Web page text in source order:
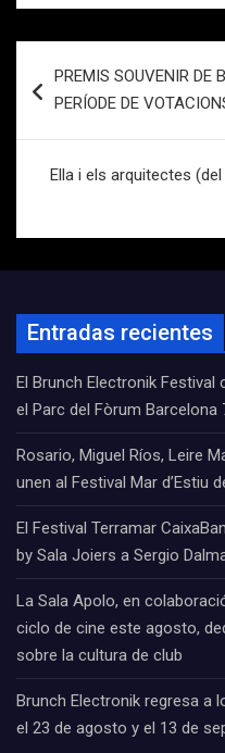
de
PREMIS SOUVENIR DE
PERÍODE DE
Ella i els arquitectes
Entradas recientes
El Brunch Electronik
el Parc del Fòrum Barcelona
Rosario, Miguel Ríos, Leire
unen al Festival Mar d’Estiu
El Festival Terramar
by Sala Joiers a Sergio
La Sala Apolo, en
ciclo de cine este agosto,
sobre la cultura de club
Brunch Electronik regresa a
el 23 de agosto y el 13 de